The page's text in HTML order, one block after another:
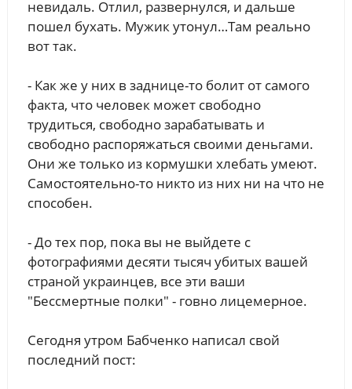
невидаль. Отлил, развернулся, и дальше
пошел бухать. Мужик утонул…Там реально
вот так.
- Как же у них в заднице-то болит от самого
факта, что человек может свободно
трудиться, свободно зарабатывать и
свободно распоряжаться своими деньгами.
Они же только из кормушки хлебать умеют.
Самостоятельно-то никто из них ни на что не
способен.
- До тех пор, пока вы не выйдете с
фотографиями десяти тысяч убитых вашей
страной украинцев, все эти ваши
"Бессмертные полки" - говно лицемерное.
Сегодня утром Бабченко написал свой
последний пост: